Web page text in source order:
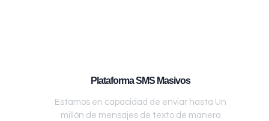
Plataforma SMS Masivos
Estamos en capacidad de enviar hasta Un
millón de mensajes de texto de manera